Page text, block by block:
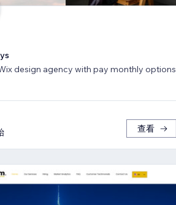
design agency with pay monthly options
查看